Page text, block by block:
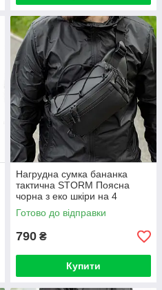
Нагрудна сумка бананка
тактична STORM Поясна
чорна з еко шкіри на 4
відділень
Готово до відправки
790 ₴
Купити